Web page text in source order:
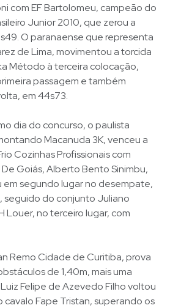
com EF Bartolomeu, campeão do
Junior 2010, que zerou a
O paranaense que representa
de Lima, movimentou a torcida
Método à terceira colocação,
passagem e também
em 44s73.
dia do concurso, o paulista
Macanuda 3K, venceu a
Cozinhas Profissionais com
Goiás, Alberto Bento Sinimbu,
em segundo lugar no desempate,
seguido do conjunto Juliano
Louer, no terceiro lugar, com
Remo Cidade de Curitiba, prova
de 1,40m, mais uma
Felipe de Azevedo Filho voltou
cavalo Fape Tristan, superando os